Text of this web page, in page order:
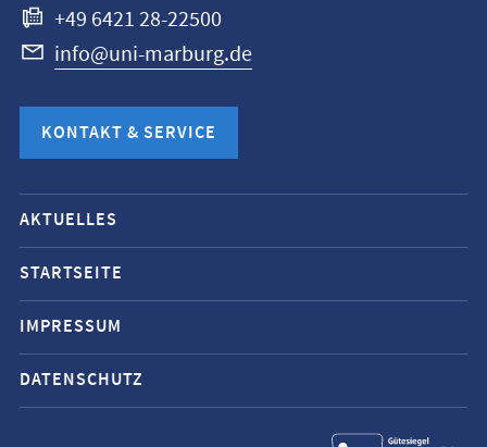
+49 6421 28-22500
info@uni-marburg.de
KONTAKT & SERVICE
Mobile-
Service-
Navigation
und
Social
Media
Kontakte
AKTUELLES
STARTSEITE
IMPRESSUM
DATENSCHUTZ